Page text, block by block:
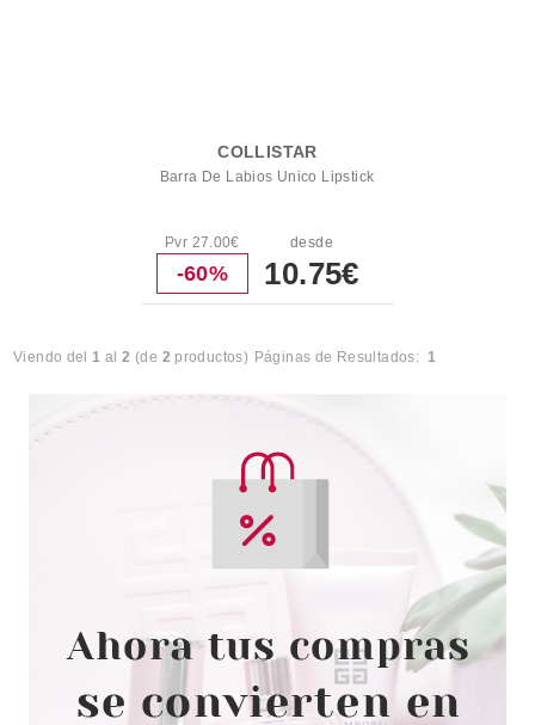
COLLISTAR
Barra De Labios Unico Lipstick
Pvr 27.00€
-60%
desde
10.75€
Viendo del1 al2 (de 2 productos) Páginas de Resultados: 1